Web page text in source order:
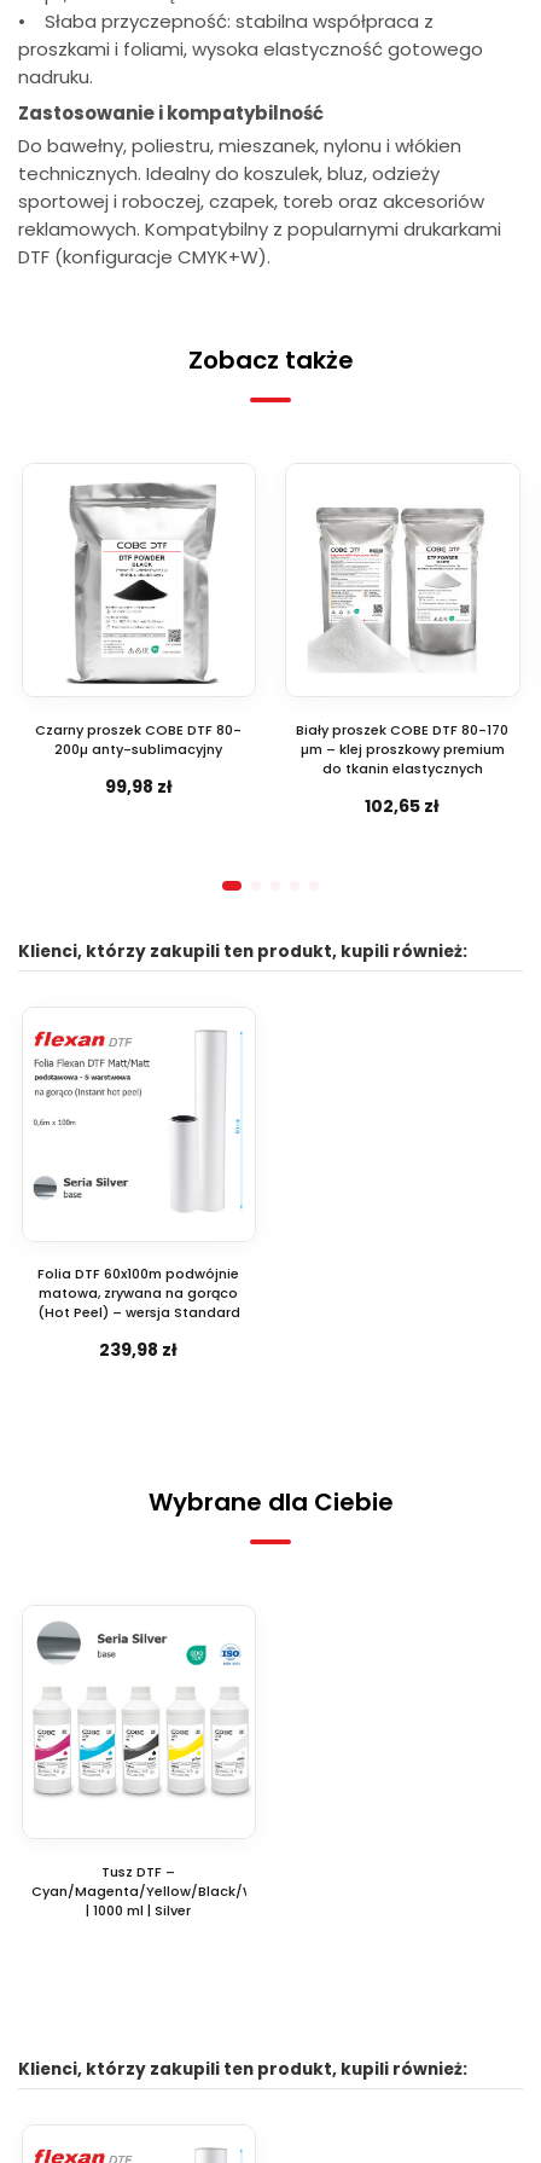
• Słaba przyczepność: stabilna współpraca z
proszkami i foliami, wysoka elastyczność gotowego
nadruku.
Zastosowanie i kompatybilność
Do bawełny, poliestru, mieszanek, nylonu i włókien
technicznych. Idealny do koszulek, bluz, odzieży
sportowej i roboczej, czapek, toreb oraz akcesoriów
reklamowych. Kompatybilny z popularnymi drukarkami
DTF (konfiguracje CMYK+W).
Zobacz także
Czarny proszek COBE DTF 80-
200µ anty-sublimacyjny
99,98 zł
Biały proszek COBE DTF 80-170
µm – klej proszkowy premium
do tkanin elastycznych
102,65 zł
Klienci, którzy zakupili ten produkt, kupili również:
Folia DTF 60x100m podwójnie
matowa, zrywana na gorąco
(Hot Peel) – wersja Standard
239,98 zł
Wybrane dla Ciebie
Tusz DTF –
Cyan/Magenta/Yellow/Black/White
| 1000 ml | Silver
Klienci, którzy zakupili ten produkt, kupili również: